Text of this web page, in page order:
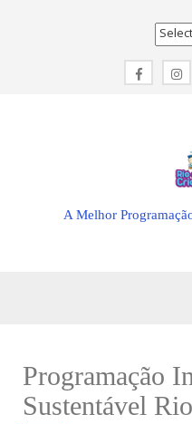
A Melhor
Programação
Sustentável